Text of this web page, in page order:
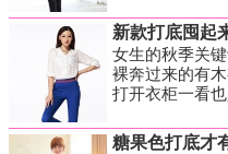
新款打底囤起
女生的秋季关
裸奔过来的有
打开衣柜一看
糖果色打底才